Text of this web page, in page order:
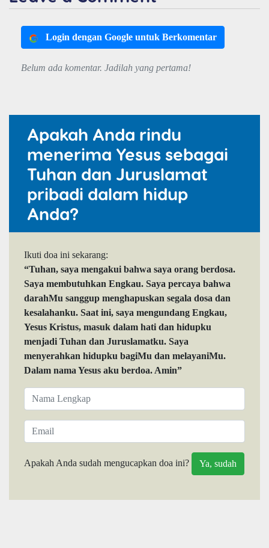
Login dengan Google untuk Berkomentar
Belum ada komentar. Jadilah yang pertama!
Apakah Anda rindu
menerima Yesus sebagai
Tuhan dan Juruslamat
pribadi dalam hidup
Anda?
Ikuti doa ini sekarang:
“Tuhan, saya mengakui bahwa saya orang berdosa.
Saya membutuhkan Engkau. Saya percaya bahwa
darahMu sanggup menghapuskan segala dosa dan
kesalahanku. Saat ini, saya mengundang Engkau,
Yesus Kristus, masuk dalam hati dan hidupku
menjadi Tuhan dan Juruslamatku. Saya
menyerahkan hidupku bagiMu dan melayaniMu.
Dalam nama Yesus aku berdoa. Amin”
Apakah Anda sudah mengucapkan doa ini?